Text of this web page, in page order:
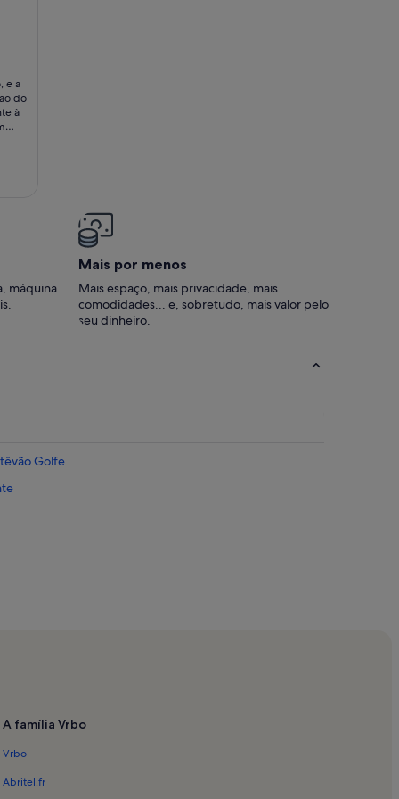
e a
do
à
máquina
Mais por menos
Mais espaço, mais privacidade, mais
comodidades... e, sobretudo, mais valor pelo
seu dinheiro.
Golfe
A família Vrbo
Vrbo
Abritel.fr